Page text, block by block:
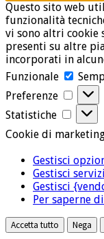
Questo sito web
funzionalità
vi sono altri cookie
presenti su altre
incorporati in
Funzionale
Preferenze
Statistiche
Cookie di
Gestisci
Gestisci servizi
Gestisci
Per saperne
Accetta tutto Nega